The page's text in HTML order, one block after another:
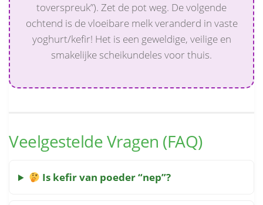
toverspreuk”). Zet de pot weg. De volgende
ochtend is de vloeibare melk veranderd in vaste
yoghurt/kefir! Het is een geweldige, veilige en
smakelijke scheikundeles voor thuis.
Veelgestelde Vragen (FAQ)
Is kefir van poeder “nep”?